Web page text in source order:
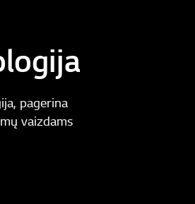
pagerina
vaizdams